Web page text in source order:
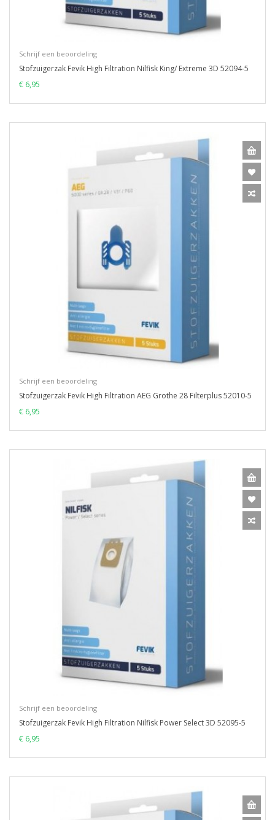
Schrijf een beoordeling
Stofzuigerzak Fevik High Filtration Nilfisk King/ Extreme 3D 52094-5
€ 6,95
Schrijf een beoordeling
Stofzuigerzak Fevik High Filtration AEG Grothe 28 Filterplus 52010-5
€ 6,95
Schrijf een beoordeling
Stofzuigerzak Fevik High Filtration Nilfisk Power Select 3D 52095-5
€ 6,95